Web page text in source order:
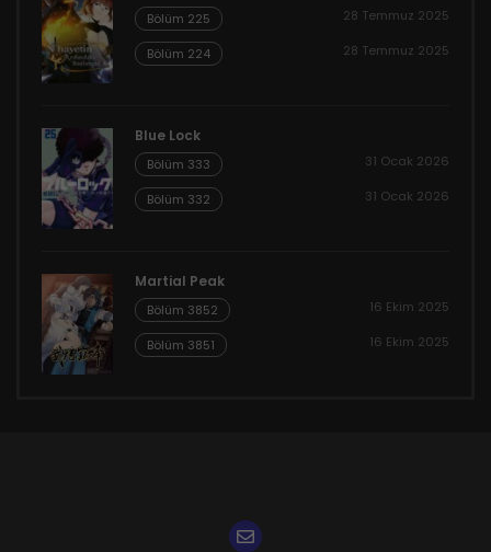
Bölüm 225 28 Temmuz 2025
Bölüm 224 28 Temmuz 2025
Blue Lock
Bölüm 333 31 Ocak 2026
Bölüm 332 31 Ocak 2026
Martial Peak
Bölüm 3852 16 Ekim 2025
Bölüm 3851 16 Ekim 2025